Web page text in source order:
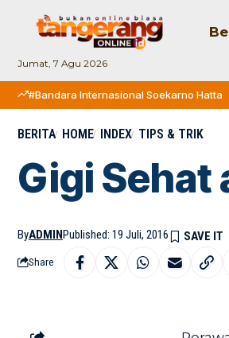
Jumat, 7 Agu 2026
#Bandara Internasional Soekarno Hatta
BERITA HOME INDEX TIPS & TRIK
Gigi Sehat
ByADMINPublished: 19 Juli, 2016
Share